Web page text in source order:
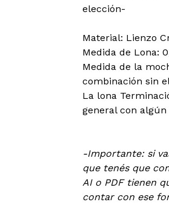
elección-
Material: Lienzo
Medida de Lona:
Medida de la
combinación sin
La lona
general con algún
-Importante: si
que tenés que
AI o PDF tienen
contar con ese